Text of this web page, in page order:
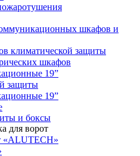
шкафов и
климатической защиты
шкафов
19”
защиты
19”
и боксы
для ворот
«ALUTECH»